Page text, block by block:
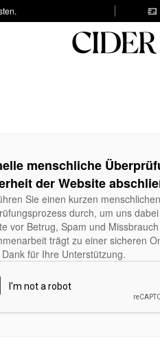
menschliche
der Website
Sie einen kurzen menschlichen
durch, um uns
vor Betrug, Spam und
trägt zu einer sicheren
für Ihre Unterstützung.